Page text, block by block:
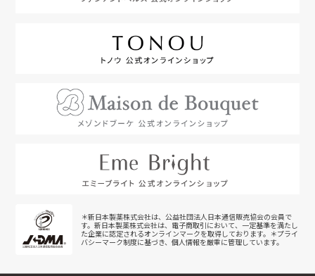
＊新日本製薬株式会社は、公益社団法人日本通信販売協会の会員で
す。新日本製薬株式会社は、電子商取引において、一定基準を満たし
た企業に認定されるオンラインマークを取得しております。＊プライ
バシーマーク制度に基づき、個人情報を厳重に管理しています。